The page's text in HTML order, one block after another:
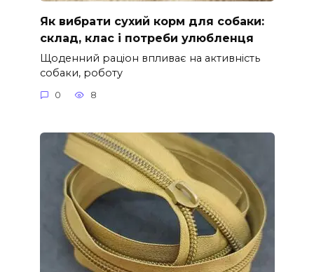
Як вибрати сухий корм для собаки:
склад, клас і потреби улюбленця
Щоденний раціон впливає на активність
собаки, роботу
0 8